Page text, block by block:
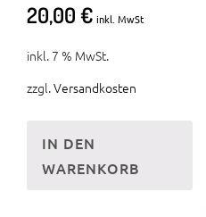
20,00€ inkl. MwSt
inkl. 7 % MwSt.
zzgl.Versandkosten
IN DEN
WARENKORB